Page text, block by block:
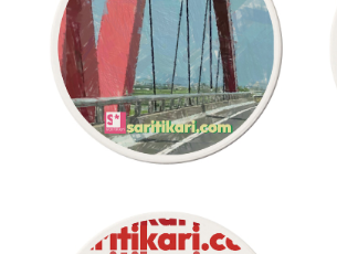
コースター 白雲石 吸水 速乾 ド
ロマイト グラス アイスコーヒー
saritikari cafe 橋
¥2,200